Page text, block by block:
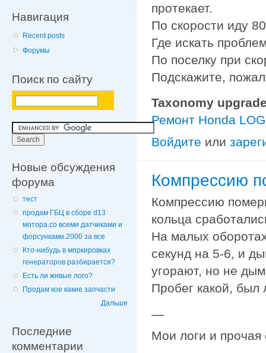
Навигация
Recent posts
Форумы
Поиск по сайту
Новые обсуждения
форума
тест
продам ГБЦ в сборе d13
мотора.со всеми датчиками и
форсунками.2000 за все
Кто-нибудь в мпркировках
генераторов разбирается?
Есть ли живые лого?
Продам кое какие запчасти
Дальше
Последние
комментарии
протекает.
По скорости иду
Где искать
По поселку при
Подскажите,
Taxonomy
Ремонт Honda
Войдите или
Компрессию
Компрессию
кольца
На малых
секунд на 5-6, и
угорают, но не
Пробег какой, был
—
Мои логи и